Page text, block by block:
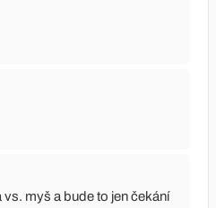
myš a bude to jen čekání